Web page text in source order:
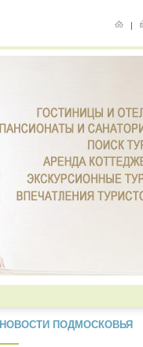
|
НОВОСТИ ПОДМОСКОВЬЯ